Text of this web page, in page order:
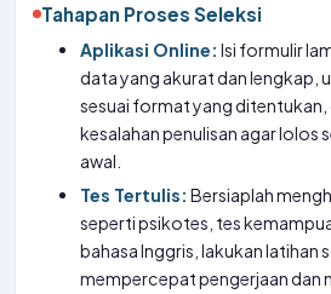
Tahapan Proses Seleksi
Aplikasi Online: Isi formulir
data yang akurat dan lengkap,
sesuai format yang
kesalahan penulisan agar lolos
awal.
Tes Tertulis: Bersiaplah
seperti psikotes, tes
bahasa Inggris, lakukan latihan
mempercepat pengerjaan dan